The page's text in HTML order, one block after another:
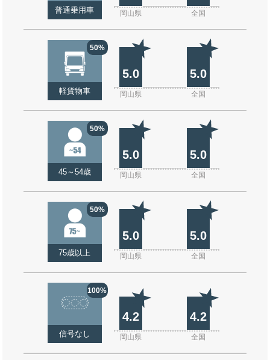
普通乗用車 岡山県 全国
50%
軽貨物車
5.0 5.0
岡山県 全国
50%
45～54歳
5.0 5.0
岡山県 全国
50%
75歳以上
5.0 5.0
岡山県 全国
100%
信号なし
4.2 4.2
岡山県 全国